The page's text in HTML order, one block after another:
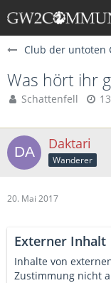
Club der untoten
Was hört ihr
Schattenfell
Daktari
Wanderer
20. Mai 2017
Externer Inhalt
Inhalte von
Zustimmung nicht